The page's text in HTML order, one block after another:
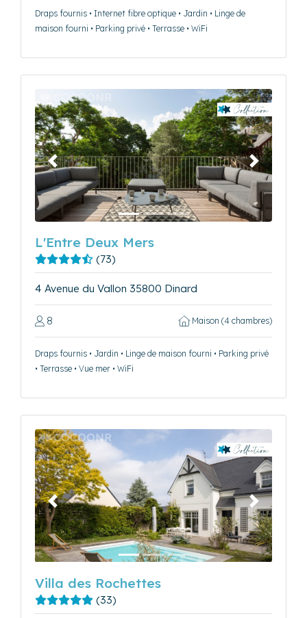
Draps fournis • Internet fibre optique • Jardin • Linge de
maison fourni • Parking privé • Terrasse • WiFi
Précédent Suivant
L'Entre Deux Mers
(73)
4 Avenue du Vallon 35800 Dinard
8 Maison (4 chambres)
Draps fournis • Jardin • Linge de maison fourni • Parking privé
• Terrasse • Vue mer • WiFi
Précédent Suivant
Villa des Rochettes
(33)